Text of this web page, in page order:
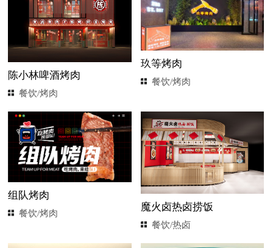
陈小林啤酒烤肉
餐饮/烤肉
玖等烤肉
餐饮/烤肉
组队烤肉
餐饮/烤肉 魔火卤热卤捞饭
餐饮/热卤